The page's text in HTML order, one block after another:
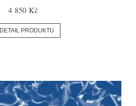
4 850 Kč
DETAIL PRODUKTU